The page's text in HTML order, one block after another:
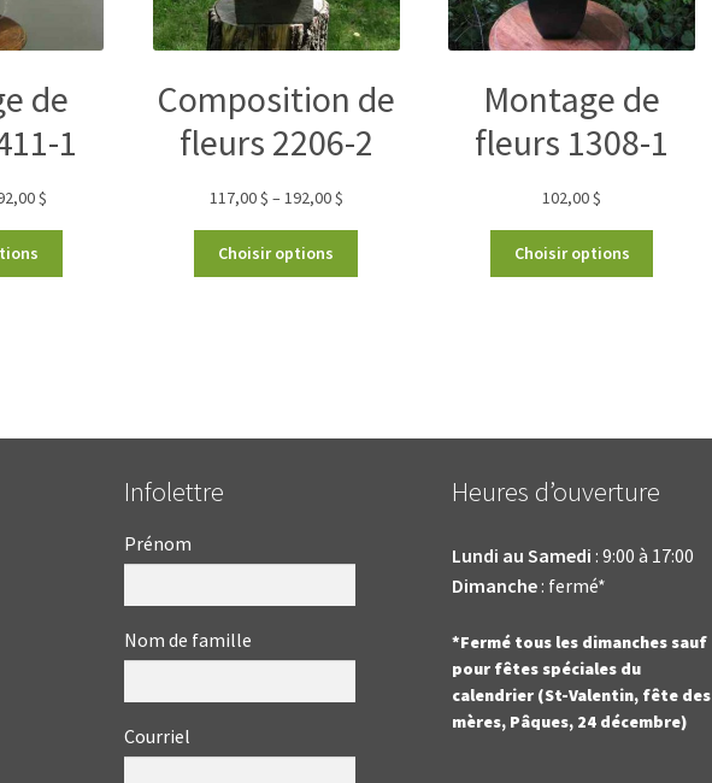
de
1
$
Composition de
fleurs 2206-2
117,00$ –192,00$
Choisir options
Montage de
fleurs 1308-1
102,00$
Choisir options
Infolettre
Prénom
Nom de famille
Courriel
Heures d’ouverture
Lundi au Samedi : 9:00 à 17:00
Dimanche: fermé*
*Fermé tous les dimanches sauf
pour fêtes spéciales du
calendrier (St-Valentin, fête des
mères, Pâques, 24 décembre)